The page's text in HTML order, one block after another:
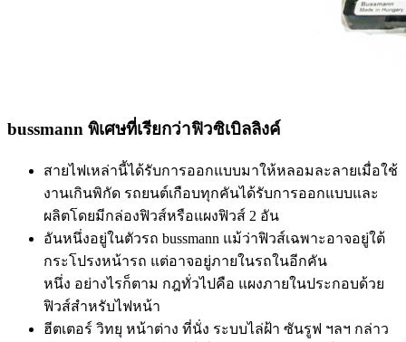
bussmann พิเศษที่เรียกว่าฟิวซิเบิลลิงค์
สายไฟเหล่านี้ได้รับการออกแบบมาให้หลอมละลายเมื่อใช้
งานเกินพิกัด รถยนต์เกือบทุกคันได้รับการออกแบบและ
ผลิตโดยมีกล่องฟิวส์หรือแผงฟิวส์ 2 อัน
อันหนึ่งอยู่ในตัวรถ bussmann แม้ว่าฟิวส์เฉพาะอาจอยู่ใต้
กระโปรงหน้ารถ แต่อาจอยู่ภายในรถในอีกคัน
หนึ่ง อย่างไรก็ตาม กฎทั่วไปคือ แผงภายในประกอบด้วย
ฟิวส์สำหรับไฟหน้า
ฮีตเตอร์ วิทยุ หน้าต่าง ที่นั่ง ระบบไล่ฝ้า ซันรูฟ ฯลฯ กล่าว